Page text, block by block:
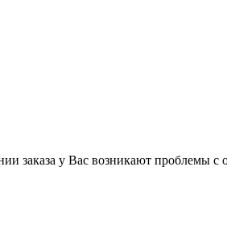
заказа у Вас возникают проблемы с